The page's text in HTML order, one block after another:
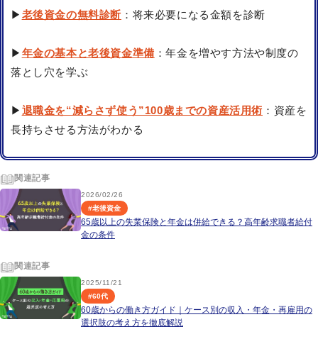
▶ 老後資金の無料診断 ：将来必要になる金額を診断
▶ 年金の基本と老後資金準備 ：年金を増やす方法や制度の
落とし穴を学ぶ
▶ 退職金を“減らさず使う”100歳までの資産活用術 ：資産を
長持ちさせる方法がわかる
関連記事
2026/02/26
#老後資金
65歳以上の失業保険と年金は併給できる？高年齢求職者給付
金の条件
関連記事
2025/11/21
#60代
60歳からの働き方ガイド｜ケース別の収入・年金・再雇用の
選択肢の考え方を徹底解説